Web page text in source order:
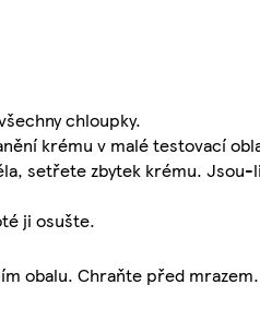
chloupky.
krému v malé testovací
setřete zbytek krému.
ji osušte.
obalu. Chraňte před